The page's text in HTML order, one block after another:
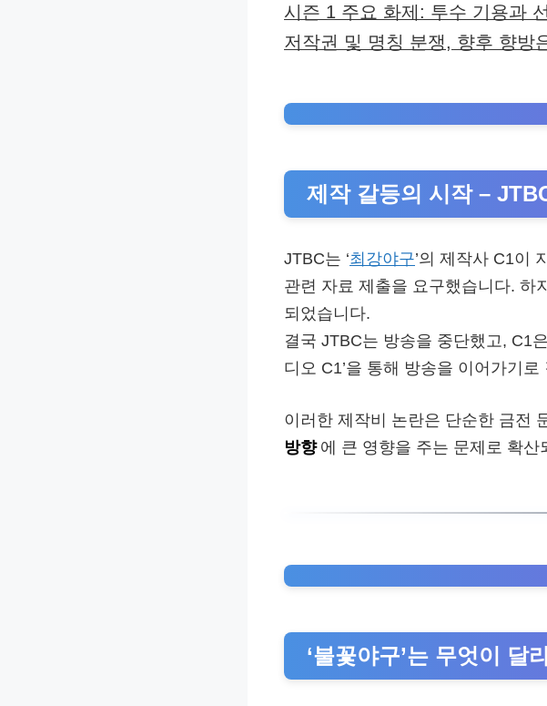
시즌 1 주요 화제: 투수 기용과
저작권 및 명칭 분쟁, 향후 향방
제작 갈등의 시작 –
JTBC는 ‘최강야구’의 제작사 C1이
관련 자료 제출을 요구했습니다. 하
되었습니다.
결국 JTBC는 방송을 중단했고, C1
디오 C1’을 통해 방송을 이어가기로
이러한 제작비 논란은 단순한 금전
방향 에 큰 영향을 주는 문제로 확산
‘불꽃야구’는 무엇이 달